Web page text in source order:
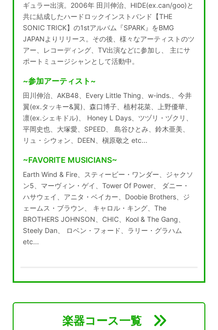
ギュラー出演。2006年 田川伸治、HIDE(ex.can/goo)と
共に結成したハードロックインストバンド【THE
SONIC TRICK】の1stアルバム『SPARK』をBMG
JAPANよりリリース。その後、様々なアーティストのツ
アー、レコーディング、TV出演などに参加し、 主にサ
ポートミュージシャンとして活動中。
~参加アーティスト~
田川伸治、AKB48、Every Little Thing、w-inds.、今井
翼(ex.タッキー&翼)、森口博子、植村花菜、上野優華、
凛(ex.シェキドル)、 Honey L Days、ツヅリ・ヅクリ、
平岡史也、大塚愛、SPEED、 島谷ひとみ、鈴木亜美、
リュ・シウォン、DEEN、槇原敬之 etc...
~FAVORITE MUSICIANS~
Earth Wind & Fire、スティービー・ワンダー、ジャクソ
ン5、マーヴィン・ゲイ、Tower Of Power、 ダニー・
ハサウェイ、アニタ・ベイカー、Doobie Brothers、ジ
ェームス・ブラウン、 キャロル・キング、The
BROTHERS JOHNSON、CHIC、Kool & The Gang、
Steely Dan、 ロベン・フォード、ラリー・グラハム
etc...
楽器コース一覧